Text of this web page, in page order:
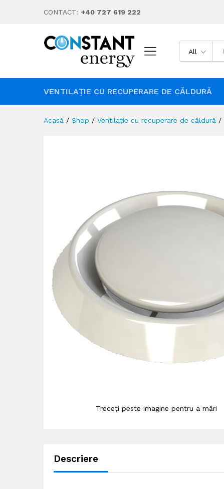
CONTACT: +40 727 619 222
All
VENTILAȚIE CU RECUPERARE DE CĂLDURĂ
Acasă / Shop / Ventilație cu recuperare de căldură /
Treceți peste imagine pentru a mări
Descriere